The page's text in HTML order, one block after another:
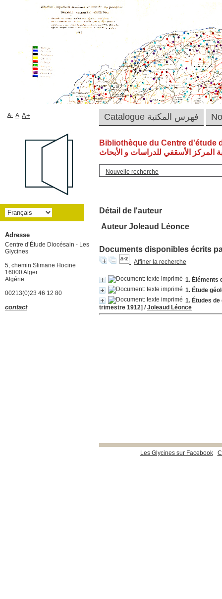
Bibliothèque du Centre d'étude
المركز الأسقفي للدراسات و الأبحاث
Nouvelle recherche
Détail de l'auteur
Auteur Joleaud Léonce
Documents disponibles écrits
Affiner la recherche
1. Éléments
1. Étude
1. Études
trimestre 1912] /Joleaud Léonce
Les Glycines sur Facebook
Catalogue فهرس المكتبة A- A A+
Adresse
Centre d’Étude Diocésain - Les
Glycines
5, chemin Slimane Hocine
16000 Alger
Algérie
00213(0)23 46 12 80
contact